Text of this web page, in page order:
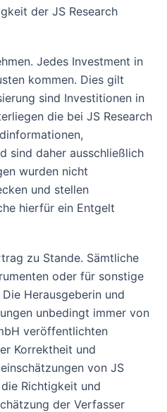
der JS Research
Jedes Investment in
kommen. Dies gilt
sind Investitionen in
die bei JS Research
sind daher ausschließlich
wurden nicht
und stellen
hierfür ein Entgelt
zu Stande. Sämtliche
oder für sonstige
Herausgeberin und
unbedingt immer von
veröffentlichten
Korrektheit und
von JS
Richtigkeit und
der Verfasser